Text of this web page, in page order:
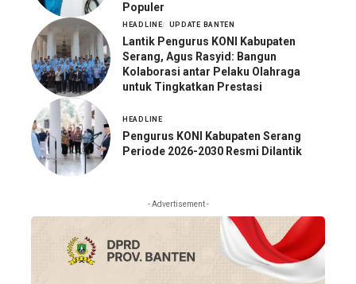
Populer
HEADLINE UPDATE BANTEN
Lantik Pengurus KONI Kabupaten
Serang, Agus Rasyid: Bangun
Kolaborasi antar Pelaku Olahraga
untuk Tingkatkan Prestasi
HEADLINE
Pengurus KONI Kabupaten Serang
Periode 2026-2030 Resmi Dilantik
- Advertisement -